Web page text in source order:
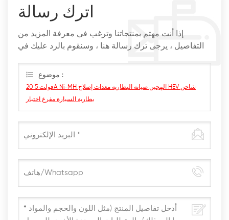
اترك رسالة
إذا أنت مهتم بمنتجاتنا وترغب في معرفة المزيد من
التفاصيل ، يرجى ترك رسالة هنا ، وسنقوم بالرد عليك في
موضوع :
20 فولت 5A Ni-MH الهجين صيانة البطارية معدات إصلاح HEV شاحن
بطارية السيارة مفرغ اختبار